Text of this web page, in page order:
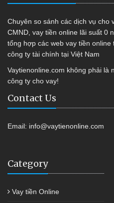
Chuyên so sánh các dịch vụ cho
CMND, vay tiền online lãi suất 0
tổng hợp các web vay tiền
công ty tài chính tại Việt Nam
Vaytienonline.com không phải là
công ty cho vay!
Contact Us
Email: info@vaytienonline.com
Category
Vay tiền Online